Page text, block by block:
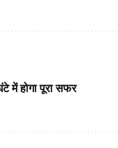
में होगा पूरा सफर